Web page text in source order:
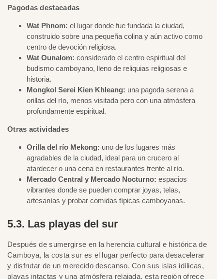
Pagodas destacadas
Wat Phnom: el lugar donde fue fundada la ciudad,
construido sobre una pequeña colina y aún activo como
centro de devoción religiosa.
Wat Ounalom: considerado el centro espiritual del
budismo camboyano, lleno de reliquias religiosas e
historia.
Mongkol Serei Kien Khleang: una pagoda serena a
orillas del río, menos visitada pero con una atmósfera
profundamente espiritual.
Otras actividades
Orilla del río Mekong: uno de los lugares más
agradables de la ciudad, ideal para un crucero al
atardecer o una cena en restaurantes frente al río.
Mercado Central y Mercado Nocturno: espacios
vibrantes donde se pueden comprar joyas, telas,
artesanías y probar comidas típicas camboyanas.
5.3. Las playas del sur
Después de sumergirse en la herencia cultural e histórica de
Camboya, la costa sur es el lugar perfecto para desacelerar
y disfrutar de un merecido descanso. Con sus islas idílicas,
playas intactas y una atmósfera relajada, esta región ofrece